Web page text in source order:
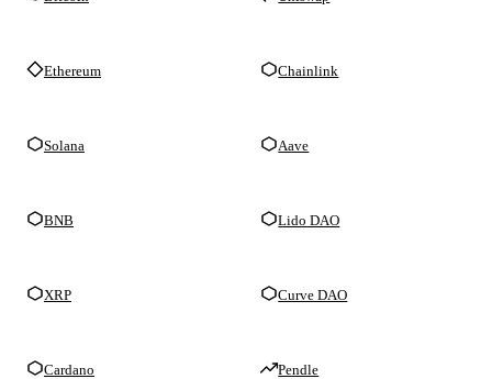
Ethereum
Solana
BNB
XRP
Cardano
Chainlink
Aave
Lido DAO
Curve DAO
Pendle